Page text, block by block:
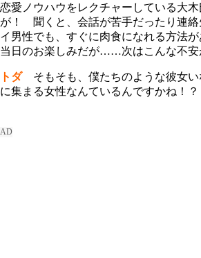
恋愛ノウハウをレクチャーしている大
が！ 聞くと、会話が苦手だったり連絡
イ男性でも、すぐに肉食になれる方法
当日のお楽しみだが……次はこんな不安
トダそもそも、僕たちのような彼女い
に集まる女性なんているんですかね！？